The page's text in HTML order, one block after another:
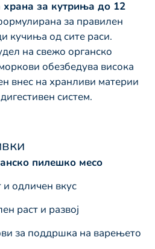
храна за кутриња до 12
за правилен
кучиња од сите раси.
на свежо органско
обезбедува висока
внес на хранливи материи
систем.
пилешко месо
одличен вкус
раст и развој
за поддршка на варењето